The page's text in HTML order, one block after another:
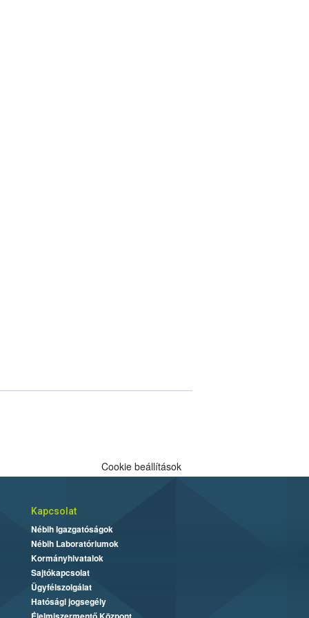
Cookie beállítások
Kapcsolat
Nébih Igazgatóságok
Nébih Laboratóriumok
Kormányhivatalok
Sajtókapcsolat
Ügyfélszolgálat
Hatósági jogsegély